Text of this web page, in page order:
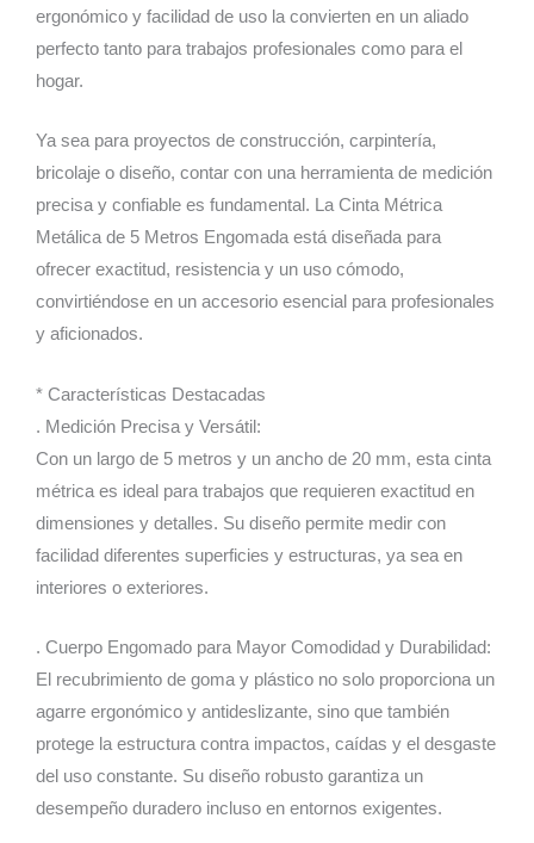
ergonómico y facilidad de uso la convierten en un aliado
perfecto tanto para trabajos profesionales como para el
hogar.
Ya sea para proyectos de construcción, carpintería,
bricolaje o diseño, contar con una herramienta de medición
precisa y confiable es fundamental. La Cinta Métrica
Metálica de 5 Metros Engomada está diseñada para
ofrecer exactitud, resistencia y un uso cómodo,
convirtiéndose en un accesorio esencial para profesionales
y aficionados.
* Características Destacadas
. Medición Precisa y Versátil:
Con un largo de 5 metros y un ancho de 20 mm, esta cinta
métrica es ideal para trabajos que requieren exactitud en
dimensiones y detalles. Su diseño permite medir con
facilidad diferentes superficies y estructuras, ya sea en
interiores o exteriores.
. Cuerpo Engomado para Mayor Comodidad y Durabilidad:
El recubrimiento de goma y plástico no solo proporciona un
agarre ergonómico y antideslizante, sino que también
protege la estructura contra impactos, caídas y el desgaste
del uso constante. Su diseño robusto garantiza un
desempeño duradero incluso en entornos exigentes.